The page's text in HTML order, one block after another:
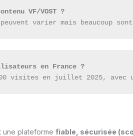
VF/VOST ?
varier mais beaucoup
en France ?
visites en juillet 2025, avec
une plateforme fiable, sécurisée